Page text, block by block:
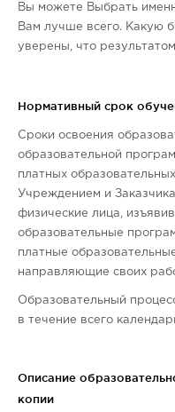
Вы можете Выбрать
Вам лучше всего. Какую
уверены, что
Нормативный срок
Cроки освоения
образовательной
платных
Учреждением и
физические лица,
образовательные
платные
направляющие своих
Образовательный
в течение всего
Описание
копии